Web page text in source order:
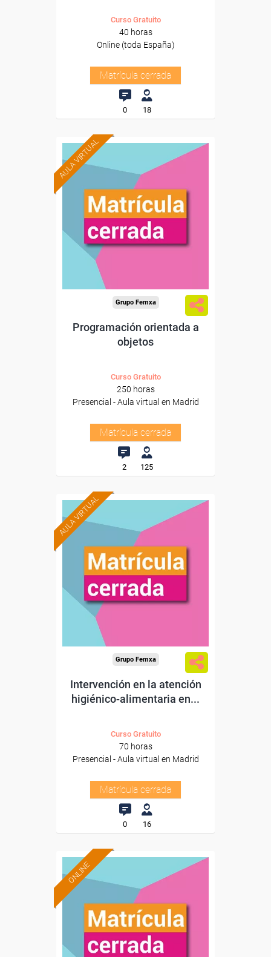
Curso Gratuito
40 horas
Online (toda España)
Matrícula cerrada
0 18
AULA VIRTUAL
Grupo Femxa
Programación orientada a
objetos
Curso Gratuito
250 horas
Presencial - Aula virtual en Madrid
Matrícula cerrada
2 125
AULA VIRTUAL
Grupo Femxa
Intervención en la atención
higiénico-alimentaria en...
Curso Gratuito
70 horas
Presencial - Aula virtual en Madrid
Matrícula cerrada
0 16
ONLINE